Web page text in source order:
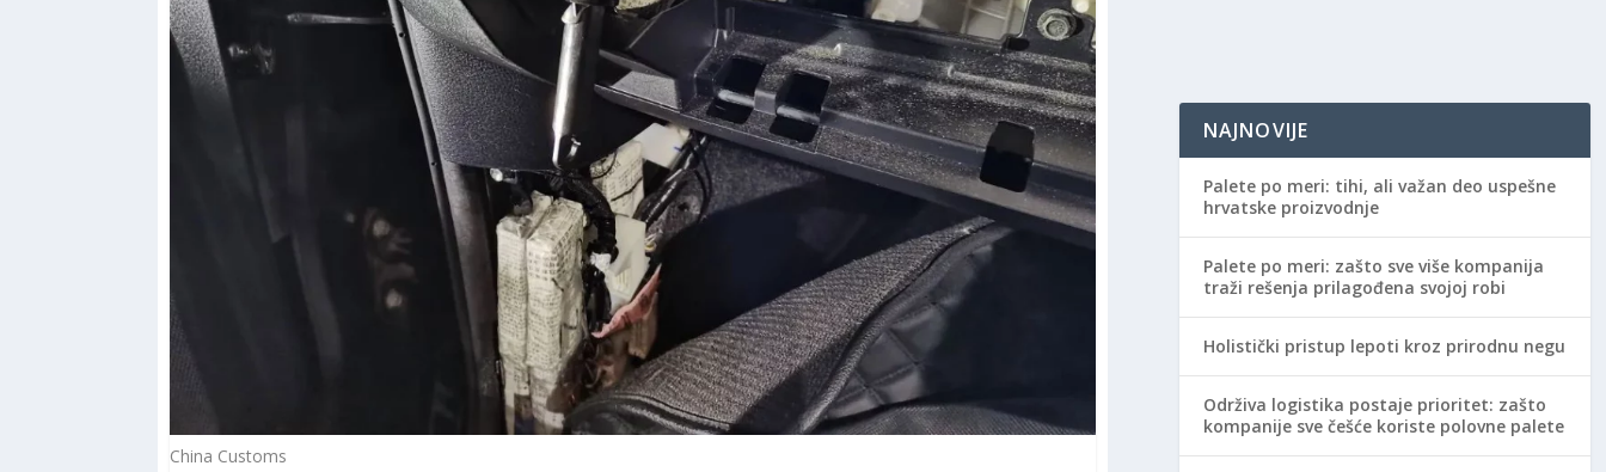
China Customs
NAJNOVIJE
Palete po meri: tihi, ali važan deo uspešne
hrvatske proizvodnje
Palete po meri: zašto sve više kompanija
traži rešenja prilagođena svojoj robi
Holistički pristup lepoti kroz prirodnu negu
Održiva logistika postaje prioritet: zašto
kompanije sve češće koriste polovne palete